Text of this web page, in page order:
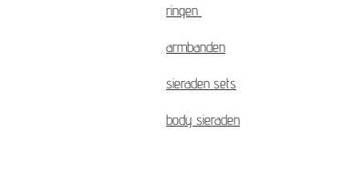
ringen
armbanden
sieraden sets
body sieraden